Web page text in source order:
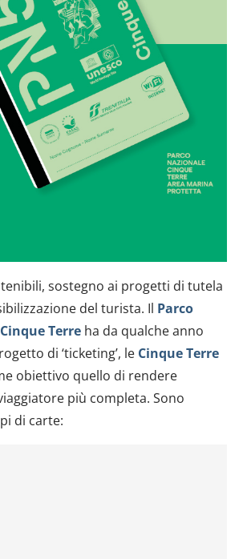
sostegno ai progetti di tutela
del turista. Il Parco
Terre ha da qualche anno
di ‘ticketing’, le Cinque Terre
obiettivo quello di rendere
più completa. Sono
di carte: